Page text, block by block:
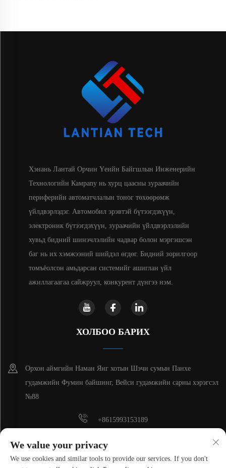
Хэнань Лантай Орчин Үеийн Байгшлын Инженерийн
Технологийн Камpany нь хурц цаасны зураачийн
периферийн автоматчлалын тоног төхөөрөмж
үйлдвэрлэдэг. Автомобил эрэвтэй бүтээгдэхүүн,
электроник бүтээгдэхүүн, зураачийн үйлдвэрлэлийн
хувьд бидний шинэчлэлийн чадвар болон мэргэшсэн
баг нь их хэмжээний шийдэл өгдөг. Бидний зорилгоор
томъёолсон амьдарсан системийг ашиглан үйл
ажиллагаагаа сайжруул, конкурент дүнгээ нэм.
ХОЛБОО БАРИХ
Орхон аймгийн Наман Янг хотын Шэчи сумын Панхе
гудамжийн Фумин байшинг, Вейси гудамжийн сарны хэрэгсэл
№88
+8615993153189
[email protected]
We value your privacy
We use cookies and similar tools to provide our services. If you don't